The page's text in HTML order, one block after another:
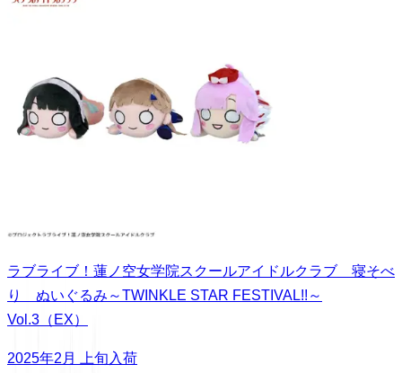
ラブライブ！蓮ノ空女学院スクールアイドルクラブ 寝そべ
り ぬいぐるみ～TWINKLE STAR FESTIVAL!!～
Vol.3（EX）
2025年2月 上旬入荷